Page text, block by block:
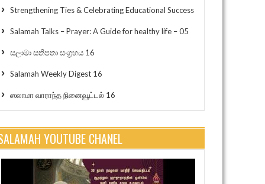
Strengthening Ties & Celebrating Educational Success
Salamah Talks – Prayer: A Guide for healthy life – 05
සලාමා සතිපතා සංග්‍රහය 16
Salamah Weekly Digest 16
ஸலாமா வாராந்த நினைவூட்டல் 16
YOUTUBE CHANEL